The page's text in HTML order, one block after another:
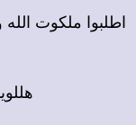
اطلبوا ملكوت الله